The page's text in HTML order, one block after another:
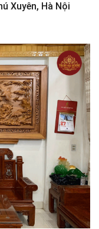
Xuyên, Hà Nội